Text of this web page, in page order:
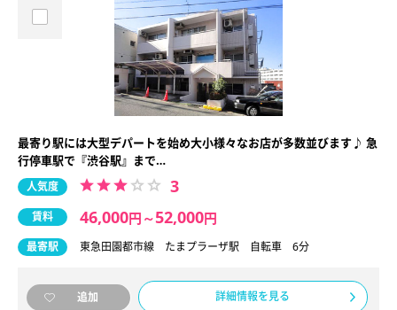
最寄り駅には大型デパートを始め大小様々なお店が多数並びます♪ 急
行停車駅で『渋谷駅』まで…
人気度 3
賃料 46,000円 ～52,000円
最寄駅 東急田園都市線 たまプラーザ駅 自転車 6分
追加 詳細情報を見る